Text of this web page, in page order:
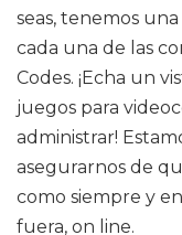
seas, tenemos
cada una de las
Codes. ¡Echa un
juegos para
administrar!
asegurarnos de
como siempre y
fuera, on line.